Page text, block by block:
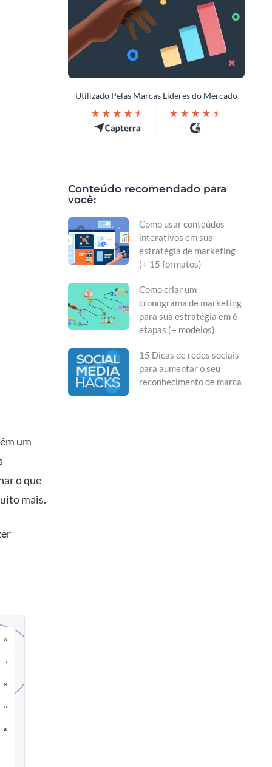
um
o que
mais.
Utilizado Pelas Marcas Lideres do Mercado
Conteúdo recomendado para
você:
Como usar conteúdos
interativos em sua
estratégia de marketing
(+ 15 formatos)
Como criar um
cronograma de marketing
para sua estratégia em 6
etapas (+ modelos)
15 Dicas de redes sociais
para aumentar o seu
reconhecimento de marca